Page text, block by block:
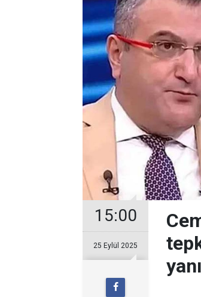
15:00
25 Eylül 2025